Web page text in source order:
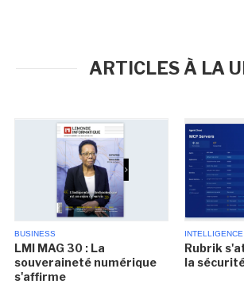
ARTICLES À LA
BUSINESS
LMI MAG 30 : La
souveraineté numérique
s'affirme
Rubrik
la